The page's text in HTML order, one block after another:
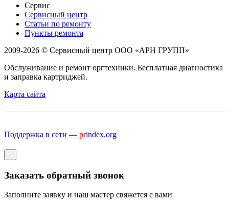
Сервис
Сервисный центр
Статьи по ремонту
Пункты ремонта
2009-2026 © Сервисный центр ООО «АРН ГРУПП»
Обслуживание и ремонт оргтехники. Бесплатная диагностика
и заправка картриджей.
Карта сайта
Поддержка в сети — prindex.org
Заказать обратный звонок
Заполните заявку и наш мастер свяжется с вами